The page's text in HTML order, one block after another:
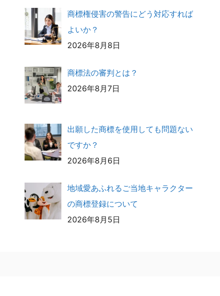
商標権侵害の警告にどう対応すれば
よいか？
2026年8月8日
商標法の審判とは？
2026年8月7日
出願した商標を使用しても問題ない
ですか？
2026年8月6日
地域愛あふれるご当地キャラクター
の商標登録について
2026年8月5日